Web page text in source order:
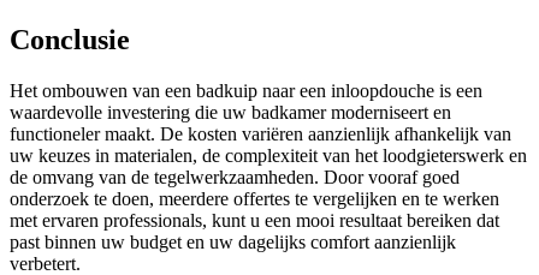
Conclusie
Het ombouwen van een badkuip naar een inloopdouche is een
waardevolle investering die uw badkamer moderniseert en
functioneler maakt. De kosten variëren aanzienlijk afhankelijk van
uw keuzes in materialen, de complexiteit van het loodgieterswerk en
de omvang van de tegelwerkzaamheden. Door vooraf goed
onderzoek te doen, meerdere offertes te vergelijken en te werken
met ervaren professionals, kunt u een mooi resultaat bereiken dat
past binnen uw budget en uw dagelijks comfort aanzienlijk
verbetert.